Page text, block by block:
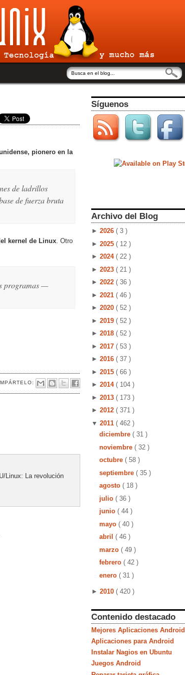
pionero en la
de ladrillos
de fuerza bruta
kernel de Linux . Otro
programas —
Linux: La revolución
Síguenos
Archivo del Blog
► 2026 ( 3 )
► 2025 ( 12 )
► 2024 ( 22 )
► 2023 ( 21 )
► 2022 ( 36 )
► 2021 ( 46 )
► 2020 ( 52 )
► 2019 ( 52 )
► 2018 ( 52 )
► 2017 ( 53 )
► 2016 ( 37 )
► 2015 ( 66 )
► 2014 ( 104 )
► 2013 ( 173 )
► 2012 ( 371 )
▼ 2011 ( 462 )
diciembre ( 31 )
noviembre ( 32 )
octubre ( 58 )
septiembre ( 35 )
agosto ( 18 )
julio ( 36 )
junio ( 44 )
mayo ( 40 )
abril ( 46 )
marzo ( 49 )
febrero ( 42 )
enero ( 31 )
► 2010 ( 420 )
Contenido destacado
Mejores Aplicaciones Android
Aplicaciones para Android
Instalar Nagios en Ubuntu
Juegos Android